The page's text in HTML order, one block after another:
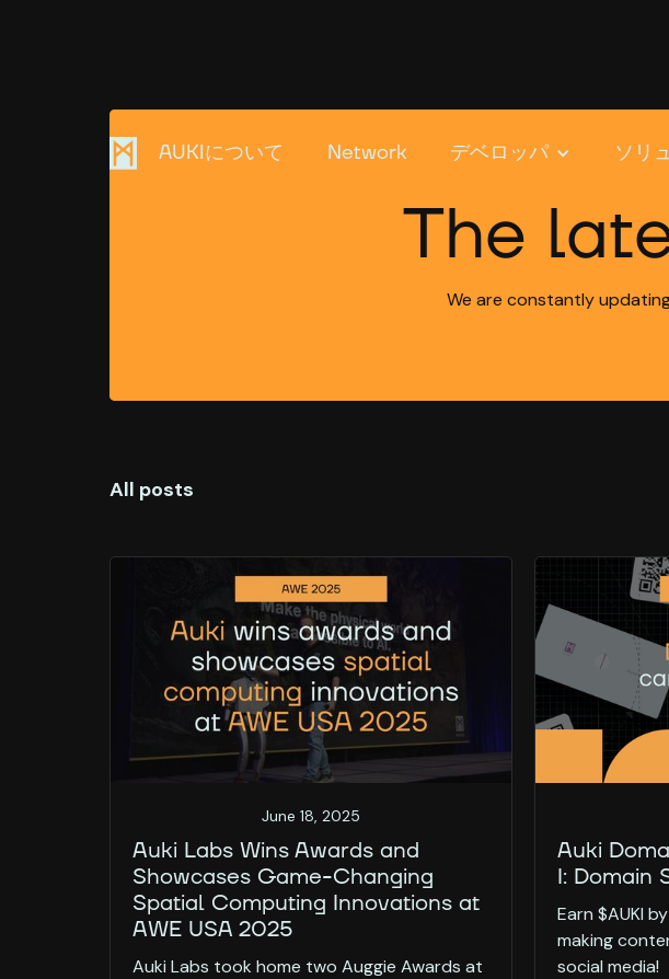
AUKIについて Network デベロッパ ソリ
The
We are constantly
All posts
June 18, 2025
Auki Labs Wins Awards and
Showcases Game-Changing
Spatial Computing Innovations at
AWE USA 2025
Auki Labs took home two Auggie Awards at
Auki
I: Domain
Earn $AUKI
making
social media!